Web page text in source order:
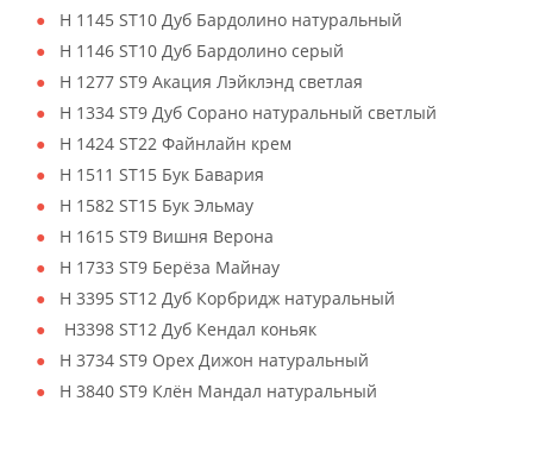
H 1145 ST10 Дуб Бардолино натуральный
H 1146 ST10 Дуб Бардолино серый
H 1277 ST9 Акация Лэйклэнд светлая
H 1334 ST9 Дуб Сорано натуральный светлый
H 1424 ST22 Файнлайн крем
H 1511 ST15 Бук Бавария
H 1582 ST15 Бук Эльмау
H 1615 ST9 Вишня Верона
H 1733 ST9 Берёза Майнау
H 3395 ST12 Дуб Корбридж натуральный
H3398 ST12 Дуб Кендал коньяк
H 3734 ST9 Орех Дижон натуральный
H 3840 ST9 Клён Мандал натуральный